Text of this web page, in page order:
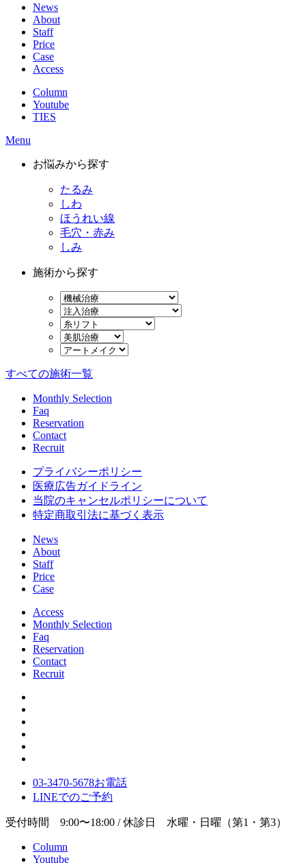
News
About
Staff
Price
Case
Access
Column
Youtube
TIES
Menu
お悩みから探す
たるみ
しわ
ほうれい線
毛穴・赤み
しみ
施術から探す
すべての施術一覧
Monthly Selection
Faq
Reservation
Contact
Recruit
プライバシーポリシー
医療広告ガイドライン
当院のキャンセルポリシーについて
特定商取引法に基づく表示
News
About
Staff
Price
Case
Access
Monthly Selection
Faq
Reservation
Contact
Recruit
03-3470-5678お電話
LINEでのご予約
受付時間 9:00〜18:00 / 休診日 水曜・日曜（第1・第3）
Column
Youtube